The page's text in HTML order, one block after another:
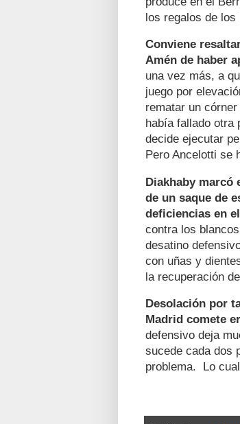
los regalos de
Conviene
Amén de haber
una vez más, a
juego por
rematar un
había fallado otra
decide ejecutar
Pero Ancelotti se
Diakhaby marcó
de un saque de
deficiencias en
contra los
desatino
con uñas y
la recuperación
Desolación por
Madrid comete
defensivo deja
sucede cada dos
problema. Lo